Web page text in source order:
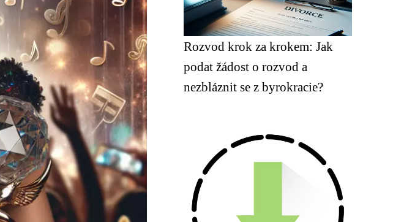
Rozvod krok za krokem: Jak
podat žádost o rozvod a
nezbláznit se z byrokracie?